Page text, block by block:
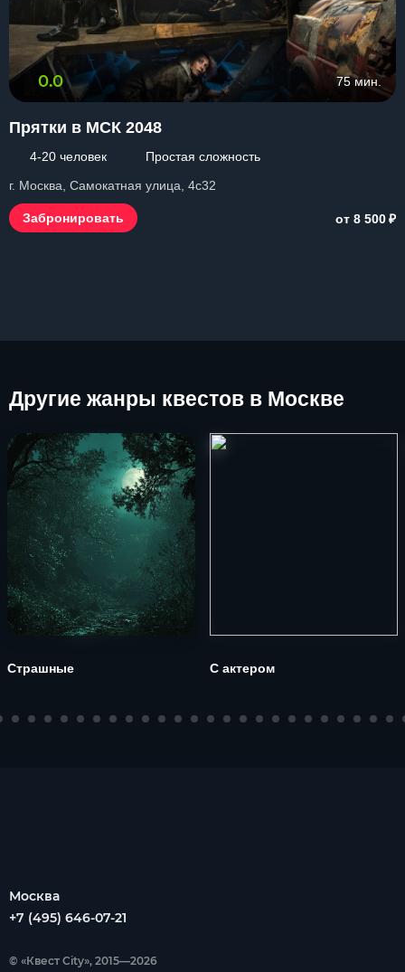
0.0 75 мин.
Прятки в МСК 2048
4-20 человек
Простая сложность
г. Москва, Самокатная улица, 4с32
Забронировать от 8 500₽
Другие жанры квестов в Москве
Страшные С актером
Москва
+7 (495) 646-07-21
© «Квест City», 2015—2026